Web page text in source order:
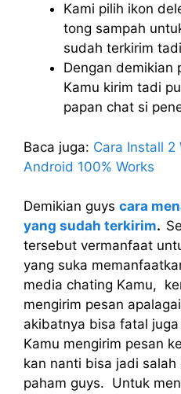
Kami pilih ikon
tong sampah
sudah terkirim
Dengan demikian
Kamu kirim tadi
papan chat si
Baca juga: Cara Install 2
Android 100% Works
Demikian guys cara
yang sudah terkirim.
tersebut vermanfaat
yang suka
media chating Kamu,
mengirim pesan
akibatnya bisa fatal
Kamu mengirim pesan
kan nanti bisa jadi
paham guys. Untuk